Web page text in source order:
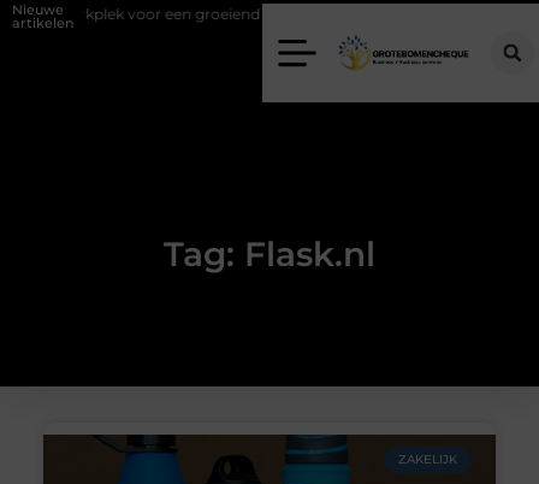
Nieuwe
artikelen
werkplek voor een groeiend team
Tag: Flask.nl
ZAKELIJK